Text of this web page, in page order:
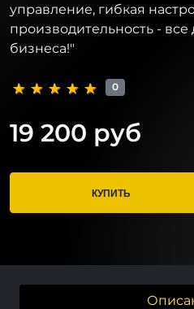
управление, гибкая
производительность -
бизнеса!"
0
19 200 руб
КУПИТЬ